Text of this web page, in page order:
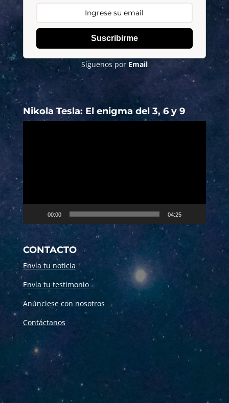
Suscribirme
Síguenos por Email
Nikola Tesla: El enigma del 3, 6 y 9
00:00 04:25
CONTACTO
Envía tu noticia
Envía tu testimonio
Anúnciese con nosotros
Contáctanos